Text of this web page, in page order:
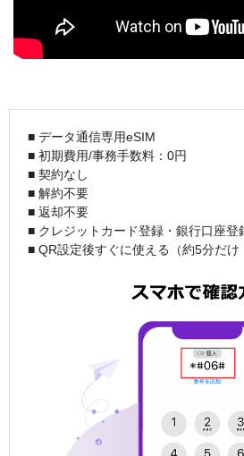
■ データ通信専用eSIM
■ 初期費用/事務手数料：0円
■ 契約なし
■ 解約不要
■ 返却不要
■ クレジットカード登録・銀行口座登
■ QR設定後すぐに使える（約5分だけ